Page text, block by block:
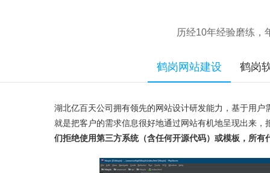
历经10年经验磨练，
鹤岗网站建设 鹤岗
湖北亿百天公司拥有领先的网站设计研发能力，基于用
就是把客户的需求信息很好地通过网站有机地呈现出来
们拒绝使用第三方系统（含任何开源代码）或模板，所